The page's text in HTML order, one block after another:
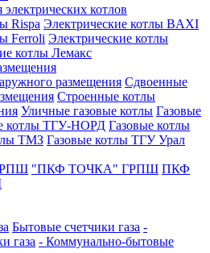
котлов
Rispa Электрические котлы BAXI
Ferroli Электрические котлы
котлы Лемакс
размещения Сдвоенные
Строенные котлы
Уличные газовые котлы Газовые
котлы ТГУ-НОРД Газовые котлы
ТМЗ Газовые котлы ТГУ Урал
"ПКФ ТОЧКА" ГРПШ ПКФ
Бытовые счетчики газа -
газа - Коммунально-бытовые